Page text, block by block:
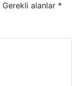
Gerekli alanlar *